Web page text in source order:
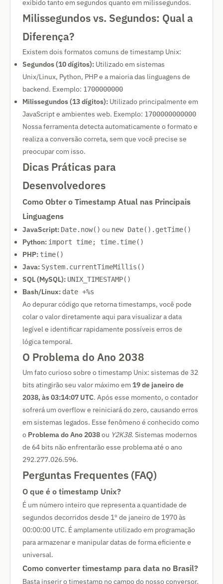
exibido tanto em segundos quanto em milissegundos.
Milissegundos vs. Segundos: Qual a
Diferença?
Existem dois formatos comuns de timestamp Unix:
Segundos (10 dígitos): Utilizado em sistemas
Unix/Linux, Python, PHP e a maioria das linguagens de
backend. Exemplo: 1700000000
Milissegundos (13 dígitos): Utilizado principalmente em
JavaScript e ambientes web. Exemplo: 1700000000000
Nossa ferramenta detecta automaticamente o formato e
realiza a conversão correta, sem que você precise se
preocupar com isso.
Dicas Práticas para
Desenvolvedores
Como Obter o Timestamp Atual nas Principais
Linguagens
JavaScript: Date.now() ou new Date().getTime()
Python: import time; time.time()
PHP: time()
Java: System.currentTimeMillis()
SQL (MySQL): UNIX_TIMESTAMP()
Bash/Linux: date +%s
Ao depurar código que retorna timestamps, você pode
colar o valor diretamente aqui para visualizar a data
legível e identificar rapidamente possíveis erros de
lógica temporal.
O Problema do Ano 2038
Um fato curioso sobre o timestamp Unix: sistemas de 32
bits atingirão seu valor máximo em 19 de janeiro de
2038, às 03:14:07 UTC. Após esse momento, o contador
sofrerá um overflow e reiniciará do zero, causando erros
em sistemas legados. Esse fenômeno é conhecido como
o Problema do Ano 2038ou Y2K38. Sistemas modernos
de 64 bits não enfrentarão esse problema até o ano
292.277.026.596.
Perguntas Frequentes (FAQ)
O que é o timestamp Unix?
É um número inteiro que representa a quantidade de
segundos decorridos desde 1º de janeiro de 1970 às
00:00:00 UTC. É amplamente utilizado em programação
para armazenar e manipular datas de forma eficiente e
universal.
Como converter timestamp para data no Brasil?
Basta inserir o timestamp no campo do nosso conversor.